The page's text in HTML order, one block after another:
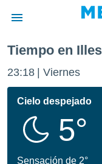
de
ha
calidad.
Tiempo en
23:18 Viernes
Cielo despejado
5°
Sensación de 2°